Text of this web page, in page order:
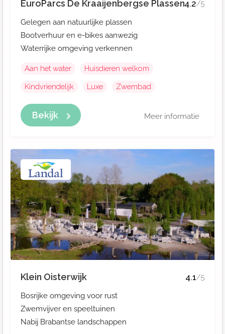
EuroParcs De Kraaijenbergse Plassen4.2/5
Gelegen aan natuurlijke plassen
Bootverhuur en e-bikes aanwezig
Waterrijke omgeving verkennen
Aan het water
Huisdieren welkom
Kindvriendelijk
Luxe Zwembad
Bekijk Meer informatie
Klein Oisterwijk 4.1/5
Bosrijke omgeving voor rust
Zwemvijver en speeltuinen
Nabij Brabantse landschappen